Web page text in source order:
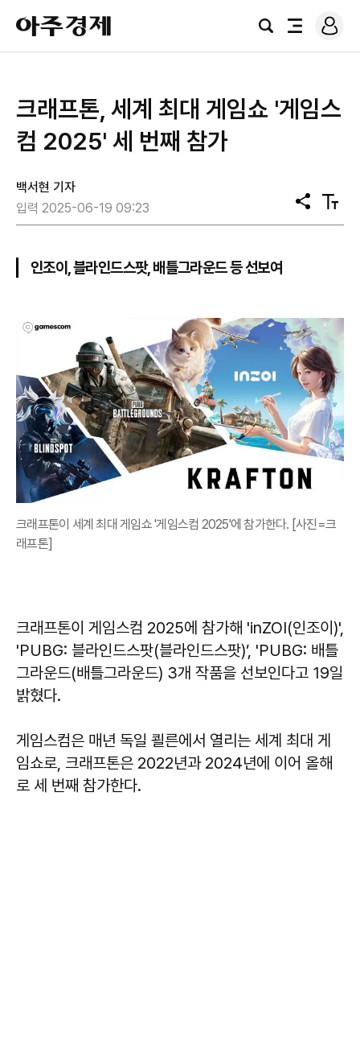
아
주
경
검
전
로
그
크래프톤, 세계 최대 게임쇼 '게임스
컴 2025' 세 번째 참가
백서현 기자
입력 2025-06-19 09:23
공
유
텍
스
인조이, 블라인드스팟, 배틀그라운드 등 선보여
크래프톤이 세계 최대 게임쇼 '게임스컴 2025'에 참가한다. [사진=크
래프톤]
크래프톤이 게임스컴 2025에 참가해 'inZOI(인조이)',
'PUBG: 블라인드스팟(블라인드스팟)’, 'PUBG: 배틀
그라운드(배틀그라운드) 3개 작품을 선보인다고 19일
밝혔다.
게임스컴은 매년 독일 쾰른에서 열리는 세계 최대 게
임쇼로, 크래프톤은 2022년과 2024년에 이어 올해
로 세 번째 참가한다.